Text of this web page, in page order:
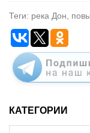
Теги: река Дон,
КАТЕГОРИИ